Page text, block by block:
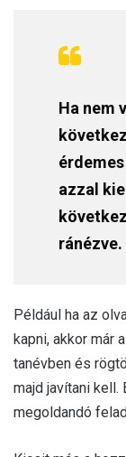
Ha nem
azzal
ránézve.
Például ha az
kapni, akkor már
tanévben és
majd javítani kell.
megoldandó